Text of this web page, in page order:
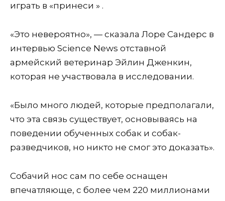
играть в «принеси » .
«Это невероятно», — сказала Лоре Сандерс в
интервью Science News отставной
армейский ветеринар Эйлин Дженкин,
которая не участвовала в исследовании.
«Было много людей, которые предполагали,
что эта связь существует, основываясь на
поведении обученных собак и собак-
разведчиков, но никто не смог это доказать».
Собачий нос сам по себе оснащен
впечатляюще, с более чем 220 миллионами